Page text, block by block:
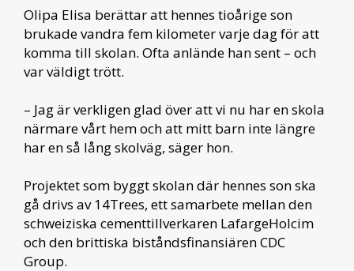
Olipa Elisa berättar att hennes tioårige son
brukade vandra fem kilometer varje dag för att
komma till skolan. Ofta anlände han sent – och
var väldigt trött.
– Jag är verkligen glad över att vi nu har en skola
närmare vårt hem och att mitt barn inte längre
har en så lång skolväg, säger hon.
Projektet som byggt skolan där hennes son ska
gå drivs av 14Trees, ett samarbete mellan den
schweiziska cementtillverkaren LafargeHolcim
och den brittiska biståndsfinansiären CDC
Group.